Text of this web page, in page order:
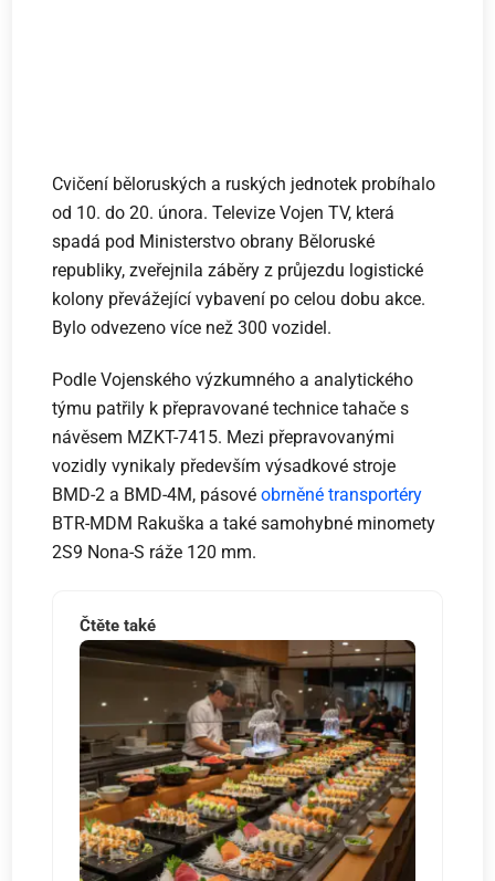
Cvičení běloruských a ruských jednotek probíhalo
od 10. do 20. února. Televize Vojen TV, která
spadá pod Ministerstvo obrany Běloruské
republiky, zveřejnila záběry z průjezdu logistické
kolony převážející vybavení po celou dobu akce.
Bylo odvezeno více než 300 vozidel.
Podle Vojenského výzkumného a analytického
týmu patřily k přepravované technice tahače s
návěsem MZKT-7415. Mezi přepravovanými
vozidly vynikaly především výsadkové stroje
BMD-2 a BMD-4M, pásovéobrněné transportéry
BTR-MDM Rakuška a také samohybné minomety
2S9 Nona-S ráže 120 mm.
Čtěte také